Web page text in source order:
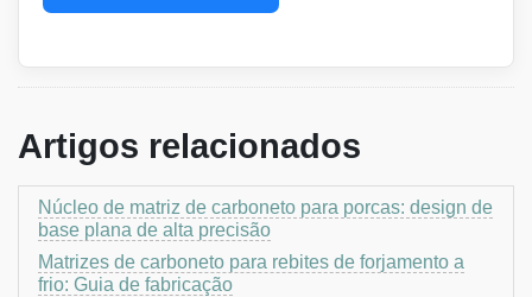
Artigos relacionados
Núcleo de matriz de carboneto para porcas: design de
base plana de alta precisão
Matrizes de carboneto para rebites de forjamento a
frio: Guia de fabricação